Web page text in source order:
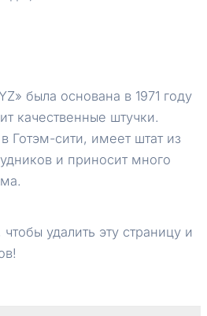
была основана в 1971 году
качественные штучки.
Готэм-сити, имеет штат из
и приносит много
чтобы удалить эту страницу и